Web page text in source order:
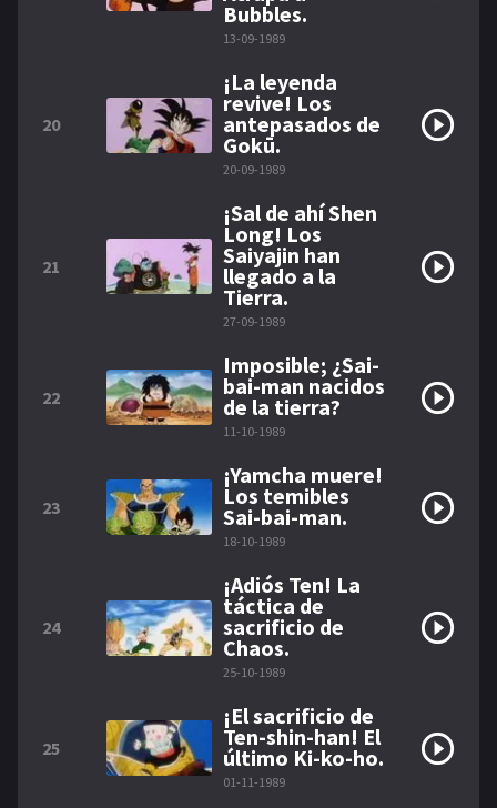
Bubbles.
13-09-1989
20
¡La leyenda
revive! Los
antepasados de
Gokū.
20-09-1989
21
¡Sal de ahí Shen
Long! Los
Saiyajin han
llegado a la
Tierra.
27-09-1989
22
Imposible; ¿Sai-
bai-man nacidos
de la tierra?
11-10-1989
23
¡Yamcha muere!
Los temibles
Sai-bai-man.
18-10-1989
24
¡Adiós Ten! La
táctica de
sacrificio de
Chaos.
25-10-1989
25
¡El sacrificio de
Ten-shin-han! El
último Ki-ko-ho.
01-11-1989